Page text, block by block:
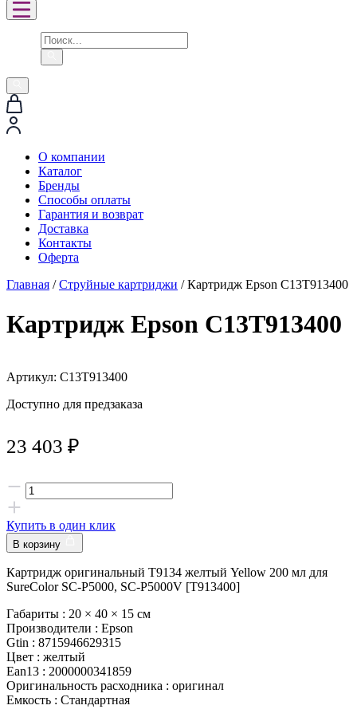
О компании
Каталог
Бренды
Способы оплаты
Гарантия и возврат
Доставка
Контакты
Оферта
Главная /Струйные картриджи / Картридж Epson C13T913400
Картридж Epson C13T913400
Артикул: C13T913400
Доступно для предзаказа
23 403 ₽
Купить в один клик
В корзину
Картридж оригинальный T9134 желтый Yellow 200 мл для
SureColor SC-P5000, SC-P5000V [T913400]
Габариты : 20 × 40 × 15 см
Производители : Epson
Gtin : 8715946629315
Цвет : желтый
Ean13 : 2000000341859
Оригинальность расходника : оригинал
Емкость : Стандартная